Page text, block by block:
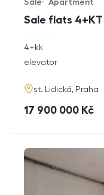
Sale flats 4+KT
Offer type
Property type
rozměry
disposition
4+kk
funkce
elevator
adresa
st. Lidická, Praha
cena
17 900 000 Kč